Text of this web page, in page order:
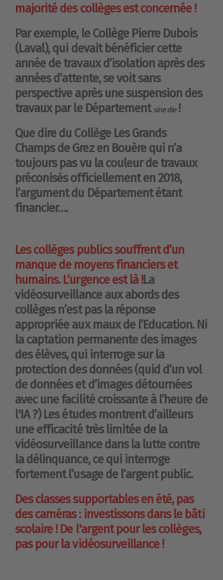
majorité des collèges est concernée !
Par exemple, le Collège Pierre Dubois
(Laval), qui devait bénéficier cette
année de travaux d’isolation après des
années d’attente, se voit sans
perspective après une suspension des
travaux par le Département sine die!
Que dire du Collège Les Grands
Champs de Grez en Bouère qui n’a
toujours pas vu la couleur de travaux
préconisés officiellement en 2018,
l’argument du Département étant
financier….
Les collèges publics souffrent d’un
manque de moyens financiers et
humains. L’urgence est là !La
vidéosurveillance aux abords des
collèges n’est pas la réponse
appropriée aux maux de l’Education. Ni
la captation permanente des images
des élèves, qui interroge sur la
protection des données (quid d’un vol
de données et d’images détournées
avec une facilité croissante à l’heure de
l'IA ?) Les études montrent d’ailleurs
une efficacité très limitée de la
vidéosurveillance dans la lutte contre
la délinquance, ce qui interroge
fortement l’usage de l’argent public.
Des classes supportables en été, pas
des caméras : investissons dans le bâti
scolaire ! De l'argent pour les collèges,
pas pour la vidéosurveillance !